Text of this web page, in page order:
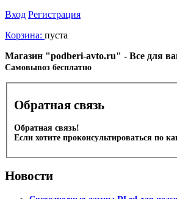
Вход Регистрация
Корзина: пуста
Магазин "podberi-avto.ru" - Все для
Cамовывоз бесплатно
Обратная связь
Обратная связь!
Если хотите проконсультироваться по
Новости